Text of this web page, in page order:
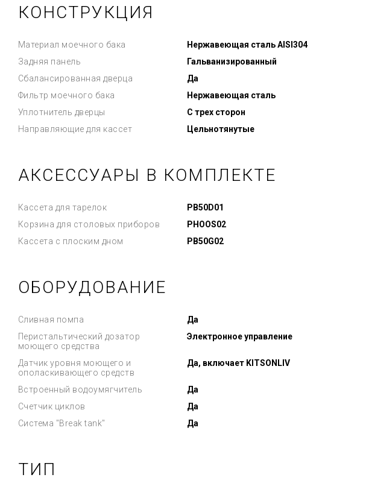
КОНСТРУКЦИЯ
Материал моечного бака
Нержавеющая сталь AISI304
Задняя панель
Гальванизированный
Сбалансированная дверца
Да
Фильтр моечного бака
Нержавеющая сталь
Уплотнитель дверцы
С трех сторон
Направляющие для кассет
Цельнотянутые
АКСЕССУАРЫ В КОМПЛЕКТЕ
Кассета для тарелок
PB50D01
Корзина для столовых приборов
PHOOS02
Кассета с плоским дном
PB50G02
ОБОРУДОВАНИЕ
Сливная помпа
Да
Перистальтический дозатор
моющего средства
Электронное управление
Датчик уровня моющего и
ополаскивающего средств
Да, включает KITSONLIV
Встроенный водоумягчитель
Да
Счетчик циклов
Да
Система "Break tank"
Да
ТИП